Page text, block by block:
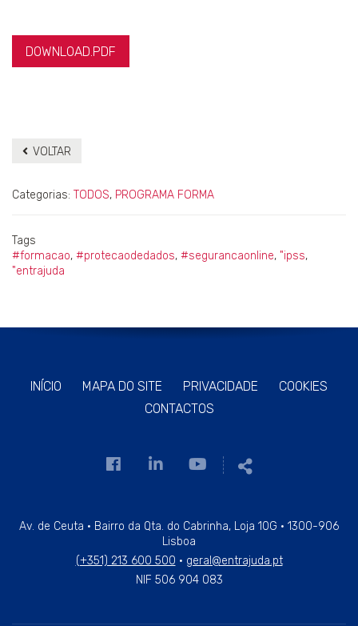
DOWNLOAD.PDF
VOLTAR
Categorias: TODOS, PROGRAMA FORMA
Tags
#formacao, #protecaodedados, #segurancaonline, "ipss,
"entrajuda
INÍCIO MAPA DO SITE PRIVACIDADE
COOKIES
CONTACTOS
Link
página
Facebook
Link
página
de
Linkedin
Link
página
Youtube
Av. de Ceuta · Bairro da Qta. do Cabrinha, Loja 10G · 1300-906
Lisboa
(+351) 213 600 500 · geral@entrajuda.pt
NIF 506 904 083